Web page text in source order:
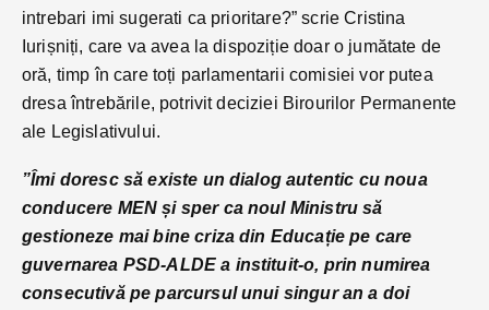
intrebari imi sugerati ca prioritare?” scrie Cristina
Iurișniți, care va avea la dispoziție doar o jumătate de
oră, timp în care toți parlamentarii comisiei vor putea
dresa întrebările, potrivit deciziei Birourilor Permanente
ale Legislativului.
”Îmi doresc să existe un dialog autentic cu noua
conducere MEN și sper ca noul Ministru să
gestioneze mai bine criza din Educație pe care
guvernarea PSD-ALDE a instituit-o, prin numirea
consecutivă pe parcursul unui singur an a doi